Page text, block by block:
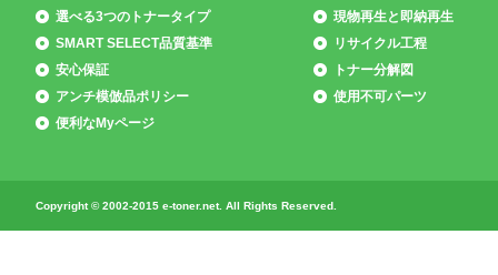
選べる3つのトナータイプ
SMART SELECT品質基準
安心保証
アンチ模倣品ポリシー
便利なMyページ
現物再生と即納再生
リサイクル工程
トナー分解図
使用不可パーツ
Copyright © 2002-2015 e-toner.net. All Rights Reserved.